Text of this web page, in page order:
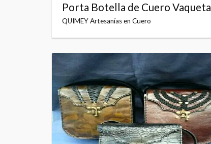
Porta Botella de Cuero Vaqueta
QUIMEY Artesanías en Cuero